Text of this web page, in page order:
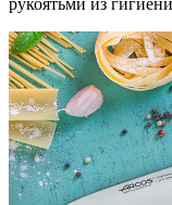
рукоятьми из